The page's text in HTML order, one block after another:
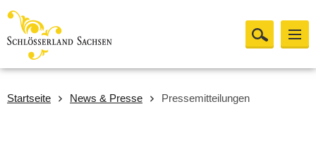
Startseite News & Presse Pressemitteilungen